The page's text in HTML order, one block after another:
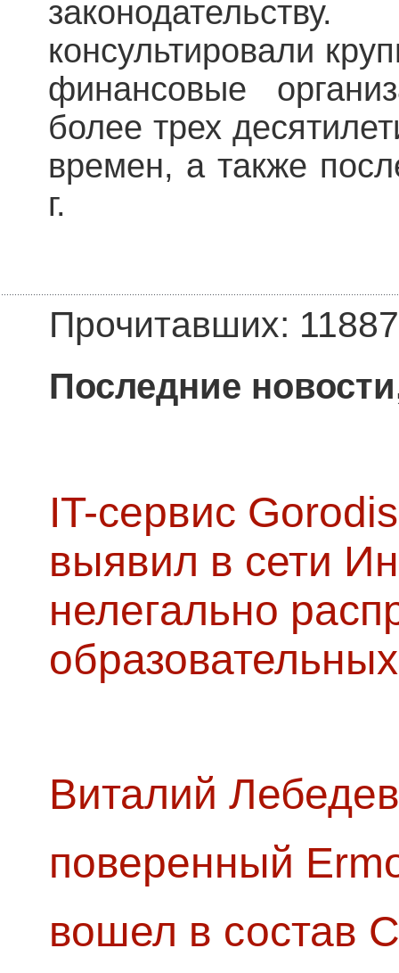
консультировали
финансовые
более трех
времен, а также
г.
Прочитавших: 11887
Последние
IT-сервис
выявил в сети
нелегально
Виталий
поверенный
вошел в состав